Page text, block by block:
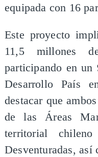
equipada con 16
Este proyecto
11,5 millones
participando en un
Desarrollo País
destacar que
de las Áreas
territorial
Desventuradas, así